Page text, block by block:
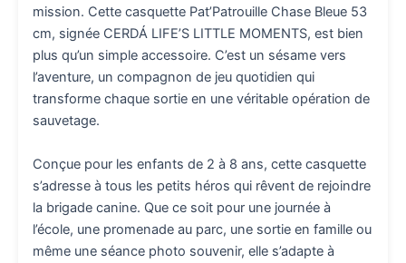
mission. Cette casquette Pat’Patrouille Chase Bleue 53
cm, signée CERDÁ LIFE’S LITTLE MOMENTS, est bien
plus qu’un simple accessoire. C’est un sésame vers
l’aventure, un compagnon de jeu quotidien qui
transforme chaque sortie en une véritable opération de
sauvetage.
Conçue pour les enfants de 2 à 8 ans, cette casquette
s’adresse à tous les petits héros qui rêvent de rejoindre
la brigade canine. Que ce soit pour une journée à
l’école, une promenade au parc, une sortie en famille ou
même une séance photo souvenir, elle s’adapte à